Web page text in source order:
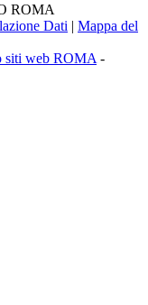
ROMA
Dati | Mappa del
siti web ROMA -